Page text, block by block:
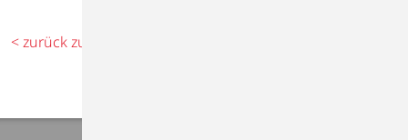
< zurück zur Übersicht